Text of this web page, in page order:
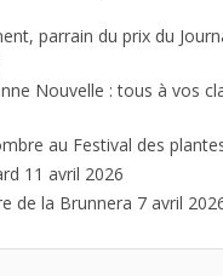
parrain du prix du
Nouvelle : tous à vos
au Festival des
11 avril 2026
de la Brunnera 7 avril